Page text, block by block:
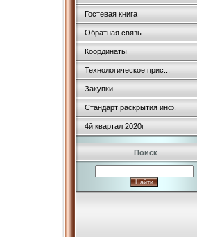
Гостевая книга
Обратная связь
Координаты
Технологическое прис...
Закупки
Стандарт раскрытия инф.
4й квартал 2020г
Поиск